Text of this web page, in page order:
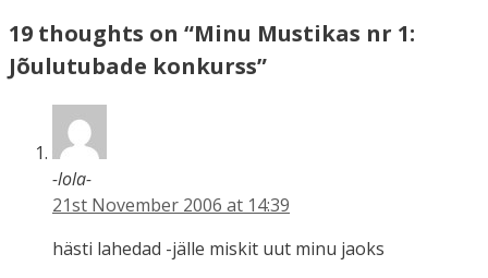
19 thoughts on “Minu Mustikas nr 1:
Jõulutubade konkurss”
-lola-
21st November 2006 at 14:39
hästi lahedad -jälle miskit uut minu jaoks